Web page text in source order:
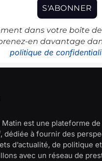
dans votre boîte
en davantage
politique de
Matin est une plateforme
dédiée à fournir des
d’actualité, de politique
avec un réseau de